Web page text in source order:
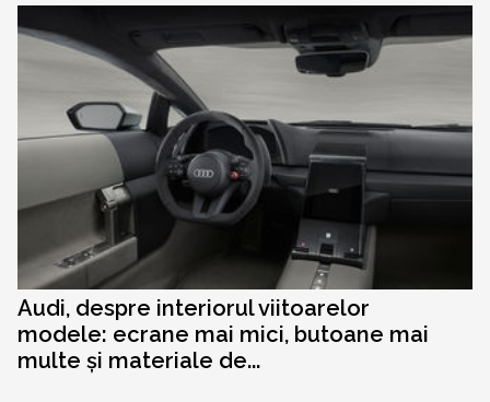
Audi, despre interiorul viitoarelor
modele: ecrane mai mici, butoane mai
multe și materiale de...